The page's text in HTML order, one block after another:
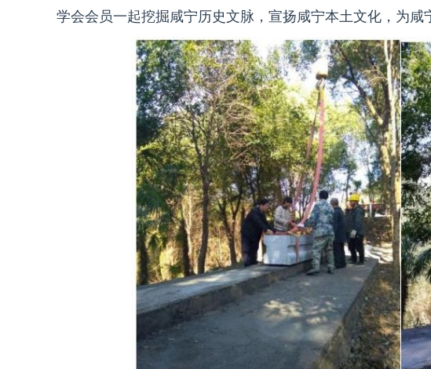
学会会员一起挖掘咸宁历史文脉，宣扬咸宁本土文化，为咸